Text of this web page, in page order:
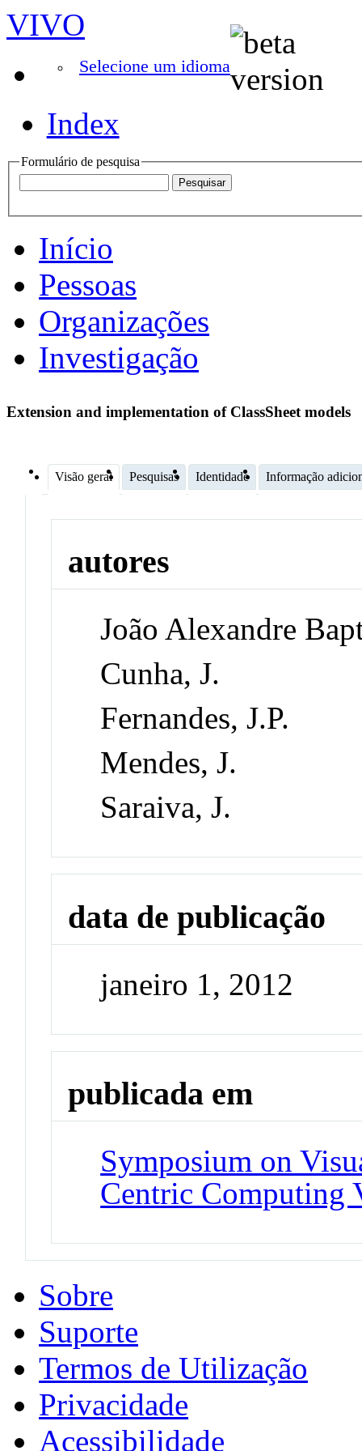
VIVO
Selecione um idioma
Index
Formulário de pesquisa
Início
Pessoas
Organizações
Investigação
Extension and implementation of ClassSheet models
Visão geral Pesquisas Identidade Informação
autores
João Alexandre
Cunha, J.
Fernandes, J.P.
Mendes, J.
Saraiva, J.
data de publicação
janeiro 1, 2012
publicada em
Symposium on
Centric Computing
Sobre
Suporte
Termos de Utilização
Privacidade
Acessibilidade